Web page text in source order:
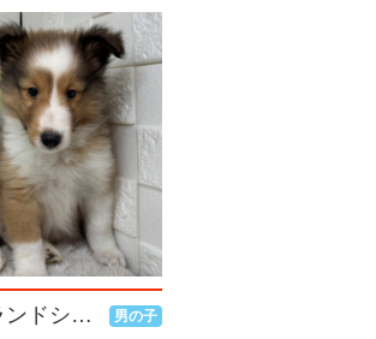
シェットランドシープドッグ 男の子